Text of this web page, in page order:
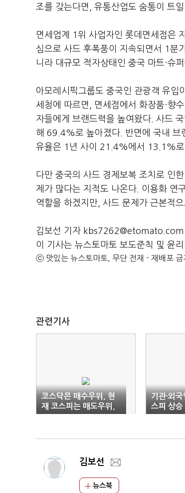
조를 갖는다면, 유통산업도 숨통이 트
면세업계 1위 사업자인 롯데면세점은
심으로 사드 후폭풍이 지속되면서 1
니라 대규모 적자상태인 중국 마트·슈
아모레시픽그룹도 중국인 관광객 유입
세청에 따르면, 면세점에서 화장품·향
자들에게 브랜드력을 높여왔다. 사드
해 69.4%로 높아졌다. 반면에 국내
유율은 1년 사이 21.4%에서 13.1%로
다만 중국의 사드 경제보복 조치로 인
제가 많다는 지적도 나온다. 이용화 연
역할을 하겠지만, 사드 문제가 근본적
김보선 기자 kbs7262@etomato.com
이 기사는 뉴스토마토 보도준칙 및 윤
ⓒ 맛있는 뉴스토마토, 무단 전재 - 재배포 금
관련기사
코스닥은 매수우위, 현
재 코스피는 매도우위,
코스닥을 통해서 스탁론
기관·외
스피 상
선 회복
김보선
뉴스북